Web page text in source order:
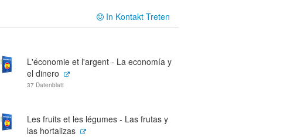
In Kontakt Treten
L'économie et l'argent - La economía y
el dinero
37 Datenblatt
Les fruits et les légumes - Las frutas y
las hortalizas